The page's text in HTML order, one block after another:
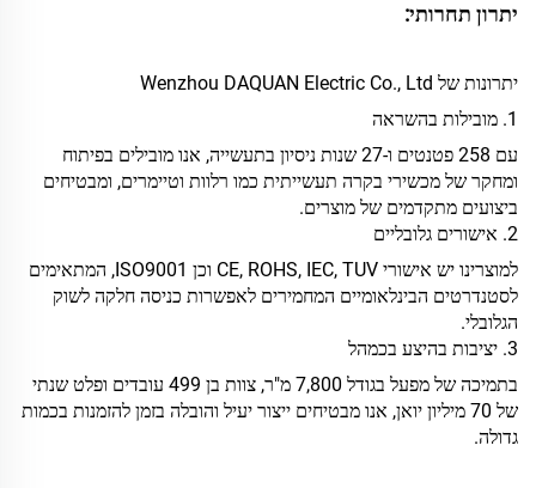
יתרון תחרותי:
יתרונות של Wenzhou DAQUAN Electric Co., Ltd
1. מובילות בהשראה
עם 258 פטנטים ו-27 שנות ניסיון בתעשייה, אנו מובילים בפיתוח
ומחקר של מכשירי בקרה תעשייתית כמו רלוות וטיימרים, ומבטיחים
ביצועים מתקדמים של מוצרים.
2. אישורים גלובליים
למוצרינו יש אישורי CE, ROHS, IEC, TUV וכן ISO9001, המתאימים
לסטנדרטים הבינלאומיים המחמירים לאפשרות כניסה חלקה לשוק
הגלובלי.
3. יציבות בהיצע בכמהל
בתמיכה של מפעל בגודל 7,800 מ"ר, צוות בן 499 עובדים ופלט שנתי
של 70 מיליון יואן, אנו מבטיחים ייצור יעיל והובלה בזמן להזמנות בכמות
גדולה.